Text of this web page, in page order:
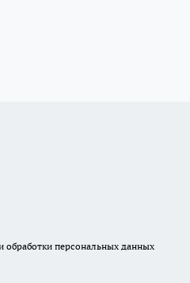
персональных данных